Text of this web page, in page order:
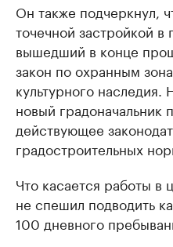
Он также подчеркнул,
точечной застройкой в
вышедший в конце
закон по охранным
культурного
новый градоначальник
действующее
градостроительных
Что касается работы в
не спешил подводить
100 дневного